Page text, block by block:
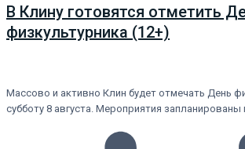
В Клину готовятся отметить
физкультурника (12+)
Массово и активно Клин будет отмечать День
субботу 8 августа. Мероприятия запланированы